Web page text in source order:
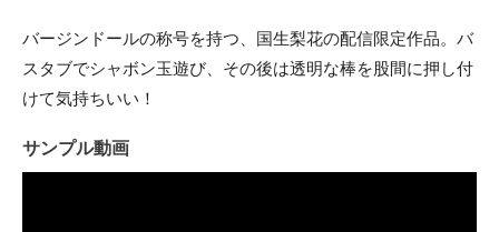
バージンドールの称号を持つ、国生梨花の配信限定作品。バ
スタブでシャボン玉遊び、その後は透明な棒を股間に押し付
けて気持ちいい！
サンプル動画